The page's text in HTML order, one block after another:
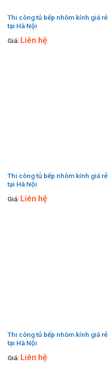
Thi công tủ bếp nhôm kính giá rẻ
tại Hà Nội
Giá: Liên hệ
Thi công tủ bếp nhôm kính giá rẻ
tại Hà Nội
Giá: Liên hệ
Thi công tủ bếp nhôm kính giá rẻ
tại Hà Nội
Giá: Liên hệ